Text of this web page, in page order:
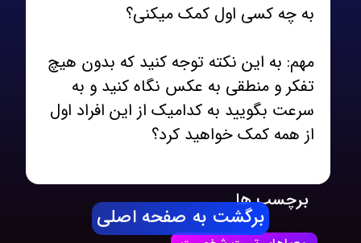
مهم: به این نکته توجه کنید که بدون هیچ
تفکر و منطقی به عکس نگاه کنید و به
سرعت بگویید به کدامیک از این افراد اول
از همه کمک خواهید کرد؟
برچسب ها
برگشت به صفحه اصلی